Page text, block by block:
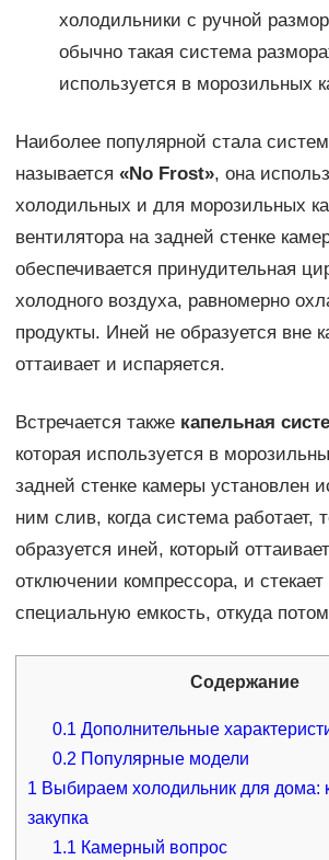
холодильники с ручной
обычно такая система
используется в морозильных
Наиболее популярной стала
называется «No Frost», она
холодильных и для морозильных
вентилятора на задней стенке
обеспечивается принудительная
холодного воздуха, равномерно
продукты. Иней не образуется вне
оттаивает и испаряется.
Встречается также капельная
которая используется в
задней стенке камеры установлен
ним слив, когда система работает,
образуется иней, который
отключении компрессора, и
специальную емкость, откуда
Содержание
0.1 Дополнительные
0.2 Популярные модели
1 Выбираем холодильник для дома:
закупка
1.1 Камерный вопрос